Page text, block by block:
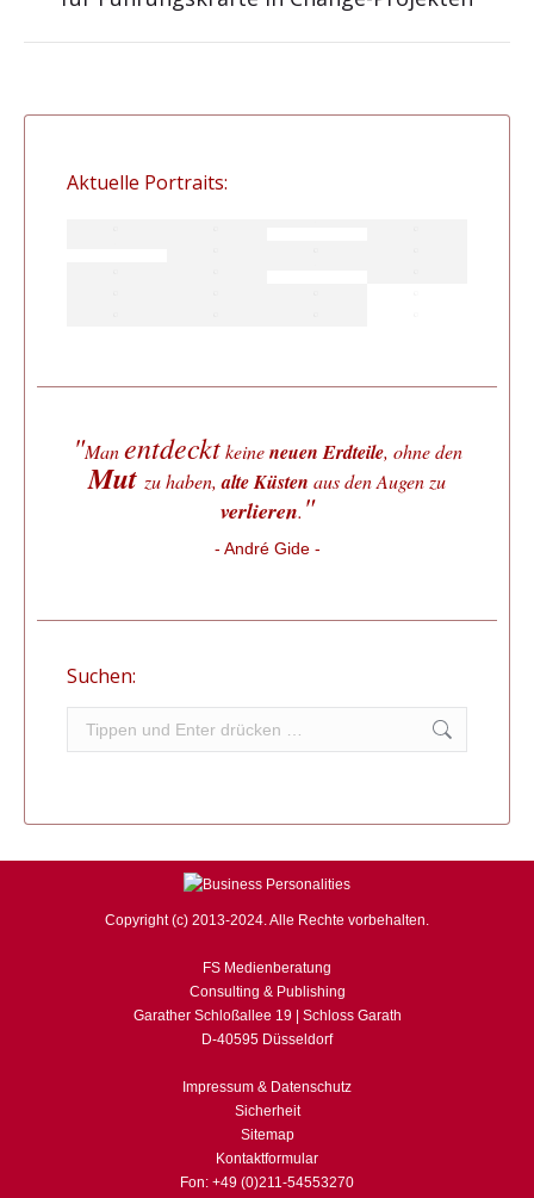
Beitrag:
Aktuelle Portraits:
"Manentdecktkeineneuen Erdteile, ohne den
Mut zu haben,alte Küsten aus den Augen zu
verlieren. "
- André Gide -
Suchen:
Search:
Copyright (c) 2013-2024. Alle Rechte vorbehalten.
FS Medienberatung
Consulting & Publishing
Garather Schloßallee 19 | Schloss Garath
D-40595 Düsseldorf
Impressum & Datenschutz
Sicherheit
Sitemap
Kontaktformular
Fon: +49 (0)211-54553270